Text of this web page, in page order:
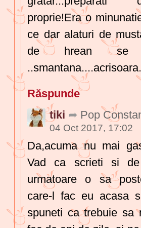
proprie!Era o
ce dar alaturi de
de hrean se
Răspunde
tiki
Pop
04 Oct 2017, 17:02
Da,acuma nu mai
Vad ca scrieti si de
urmatoare o sa
care-l fac eu acasa
spuneti ca trebuie sa